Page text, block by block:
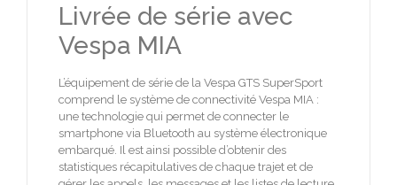
Livrée de série avec
Vespa MIA
L’équipement de série de la Vespa GTS SuperSport
comprend le système de connectivité Vespa MIA :
une technologie qui permet de connecter le
smartphone via Bluetooth au système électronique
embarqué. Il est ainsi possible d’obtenir des
statistiques récapitulatives de chaque trajet et de